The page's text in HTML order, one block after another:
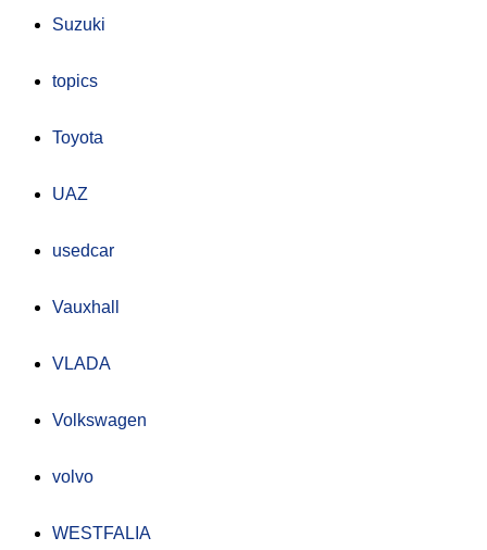
Suzuki
topics
Toyota
UAZ
usedcar
Vauxhall
VLADA
Volkswagen
volvo
WESTFALIA